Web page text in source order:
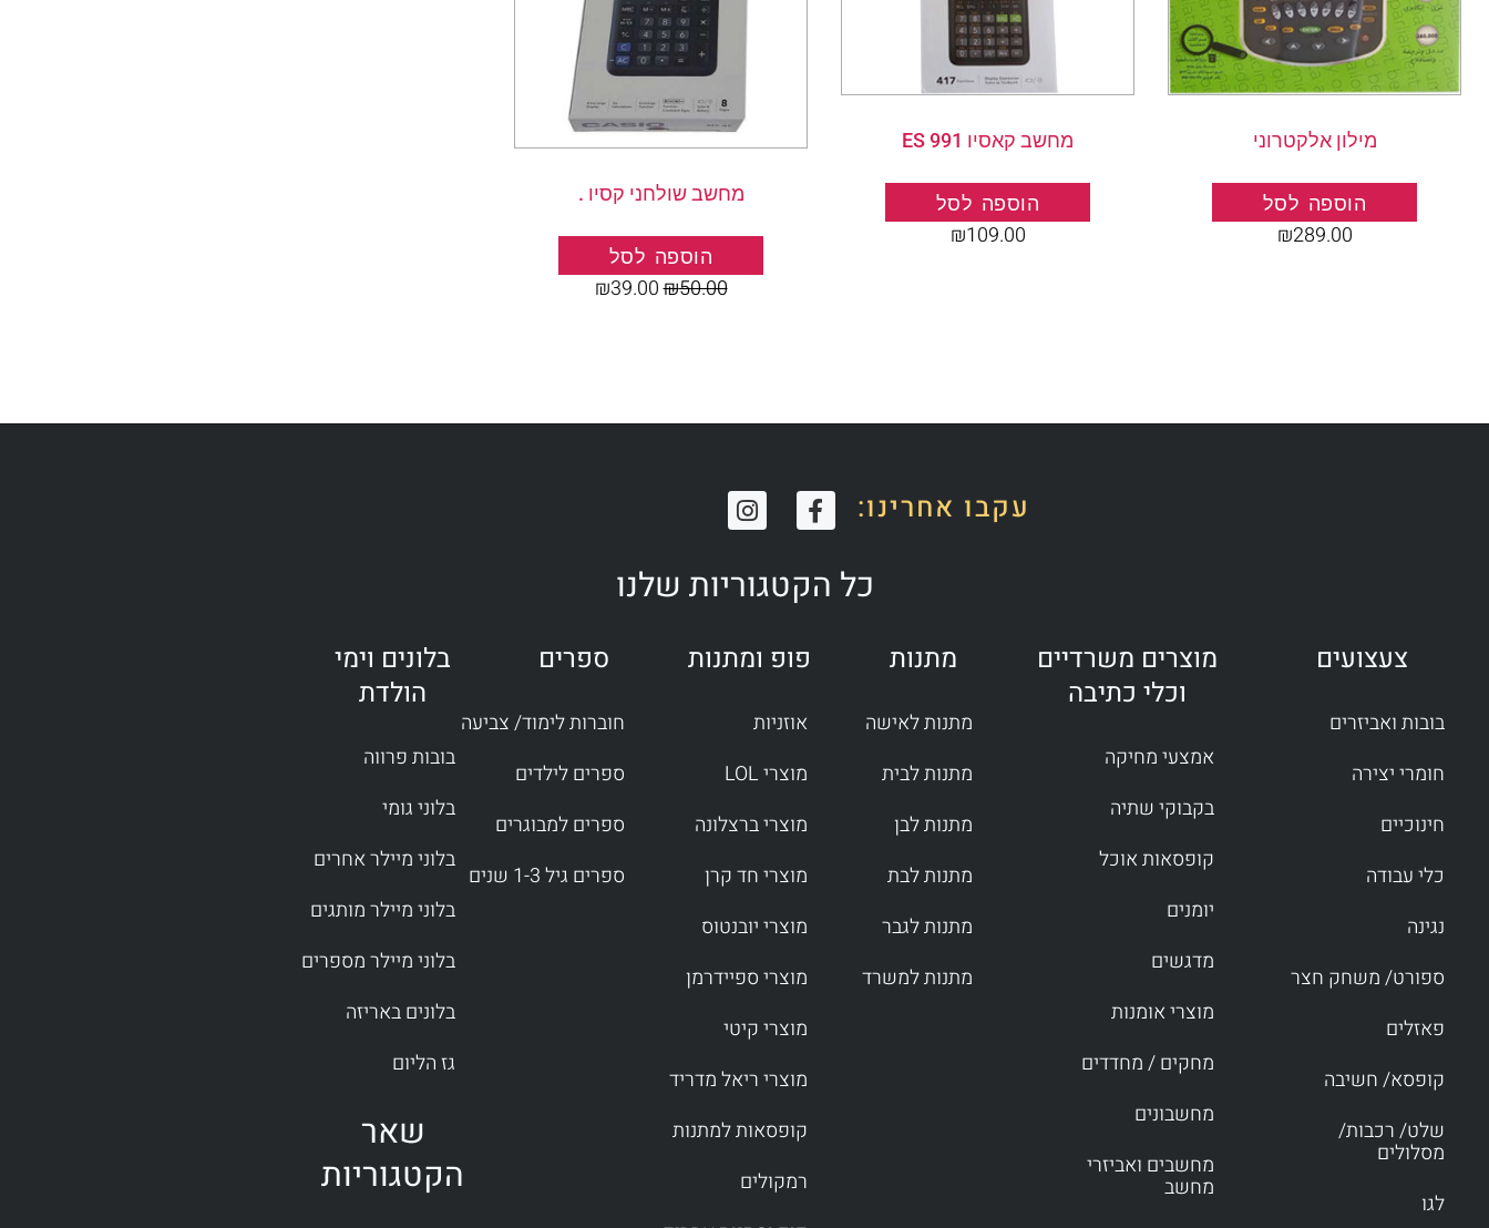
מילון אלקטרוני
הוספה לסל
₪289.00
מחשב קאסיו 991 ES
הוספה לסל
₪109.00
מחשב שולחני קסיו .
הוספה לסל
₪50.00
₪39.00
עקבו אחרינו:
F
a
e
b
o
k
I
n
t
a
r
a
כל הקטגוריות שלנו
צעצועים
בובות ואביזרים
חומרי יצירה
חינוכיים
כלי עבודה
נגינה
ספורט/ משחק חצר
פאזלים
קופסא/ חשיבה
שלט/ רכבות/
מסלולים
לגו
מוצרים משרדיים
וכלי כתיבה
אמצעי מחיקה
בקבוקי שתיה
קופסאות אוכל
יומנים
מדגשים
מוצרי אומנות
מחקים / מחדדים
מחשבונים
מחשבים ואביזרי
מחשב
מתנות
מתנות לאישה
מתנות לבית
מתנות לבן
מתנות לבת
מתנות לגבר
מתנות למשרד
פופ ומתנות
אוזניות
מוצרי LOL
מוצרי ברצלונה
מוצרי חד קרן
מוצרי יובנטוס
מוצרי ספיידרמן
מוצרי קיטי
מוצרי ריאל מדריד
קופסאות למתנות
רמקולים
ספרים
חוברות לימוד/ צביעה
ספרים לילדים
ספרים למבוגרים
ספרים גיל 1-3 שנים
בלונים וימי
הולדת
בובות פרווה
בלוני גומי
בלוני מיילר אחרים
בלוני מיילר מותגים
בלוני מיילר מספרים
בלונים באריזה
גז הליום
שאר
הקטגוריות